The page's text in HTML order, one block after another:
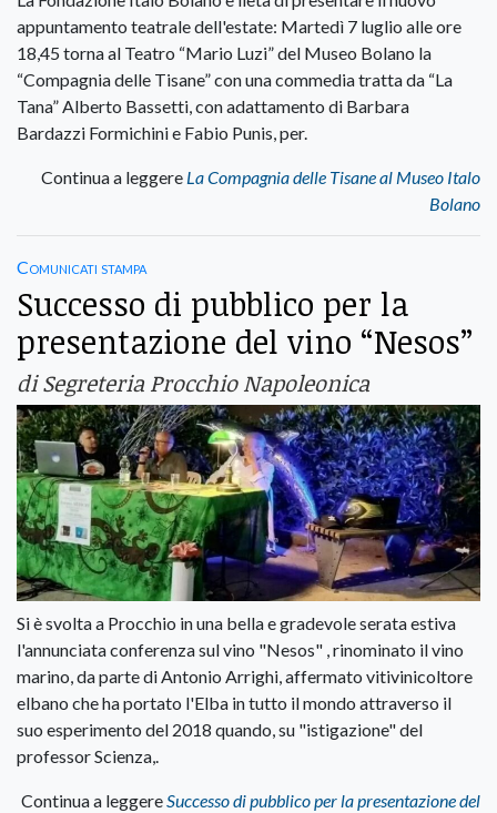
appuntamento teatrale dell'estate: Martedì 7 luglio alle ore
18,45 torna al Teatro “Mario Luzi” del Museo Bolano la
“Compagnia delle Tisane” con una commedia tratta da “La
Tana” Alberto Bassetti, con adattamento di Barbara
Bardazzi Formichini e Fabio Punis, per.
Continua a leggere La Compagnia delle Tisane al Museo Italo
Bolano
Comunicati stampa
Successo di pubblico per la
presentazione del vino “Nesos”
di Segreteria Procchio Napoleonica
Si è svolta a Procchio in una bella e gradevole serata estiva
l'annunciata conferenza sul vino "Nesos" , rinominato il vino
marino, da parte di Antonio Arrighi, affermato vitivinicoltore
elbano che ha portato l'Elba in tutto il mondo attraverso il
suo esperimento del 2018 quando, su "istigazione" del
professor Scienza,.
Continua a leggereSuccesso di pubblico per la presentazione del